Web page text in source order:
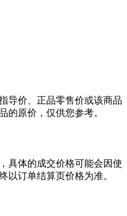
导价、正品零售价或该商品
的原价，仅供您参考。
具体的成交价格可能会因使
以订单结算页价格为准。